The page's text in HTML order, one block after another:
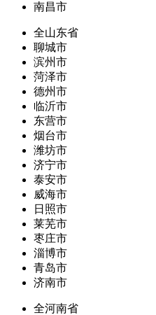
南昌市
全山东省
聊城市
滨州市
菏泽市
德州市
临沂市
东营市
烟台市
潍坊市
济宁市
泰安市
威海市
日照市
莱芜市
枣庄市
淄博市
青岛市
济南市
全河南省